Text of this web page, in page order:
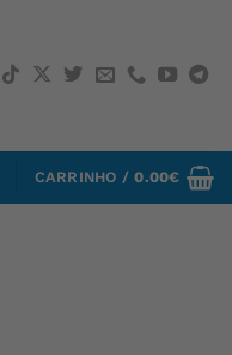
CARRINHO /0.00€